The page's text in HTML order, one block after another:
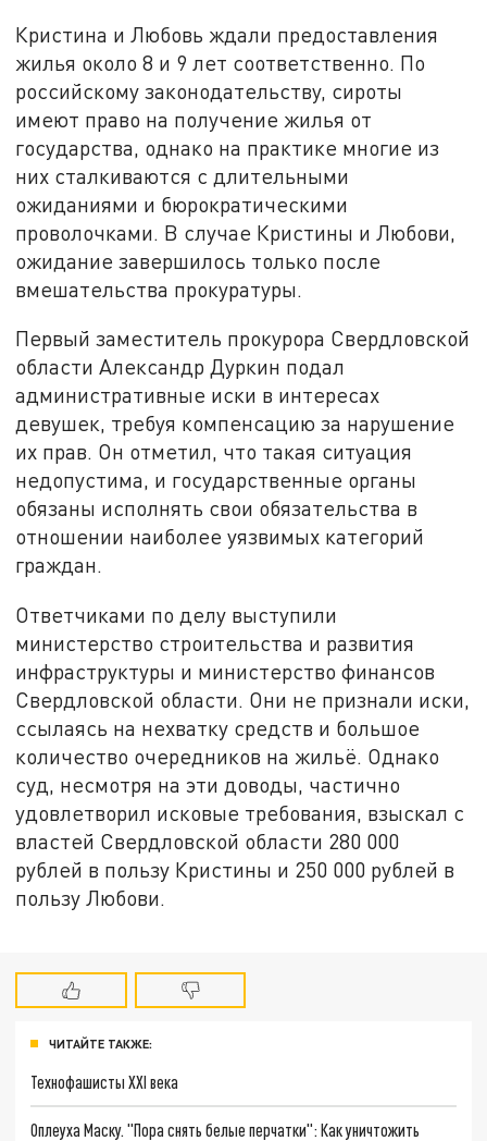
Кристина и Любовь ждали предоставления
жилья около 8 и 9 лет соответственно. По
российскому законодательству, сироты
имеют право на получение жилья от
государства, однако на практике многие из
них сталкиваются с длительными
ожиданиями и бюрократическими
проволочками. В случае Кристины и Любови,
ожидание завершилось только после
вмешательства прокуратуры.
Первый заместитель прокурора Свердловской
области Александр Дуркин подал
административные иски в интересах
девушек, требуя компенсацию за нарушение
их прав. Он отметил, что такая ситуация
недопустима, и государственные органы
обязаны исполнять свои обязательства в
отношении наиболее уязвимых категорий
граждан.
Ответчиками по делу выступили
министерство строительства и развития
инфраструктуры и министерство финансов
Свердловской области. Они не признали иски,
ссылаясь на нехватку средств и большое
количество очередников на жильё. Однако
суд, несмотря на эти доводы, частично
удовлетворил исковые требования, взыскал с
властей Свердловской области 280 000
рублей в пользу Кристины и 250 000 рублей в
пользу Любови.
ЧИТАЙТЕ ТАКЖЕ:
Технофашисты XXI века
Оплеуха Маску. "Пора снять белые перчатки": Как уничтожить